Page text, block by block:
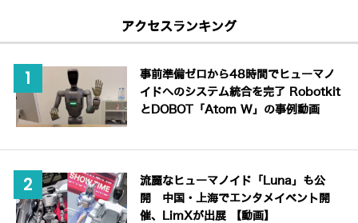
アクセスランキング
事前準備ゼロから48時間でヒューマノ
イドへのシステム統合を完了 Robotkit
とDOBOT「Atom W」の事例動画
流麗なヒューマノイド「Luna」も公
開 中国・上海でエンタメイベント開
催、LimXが出展 【動画】